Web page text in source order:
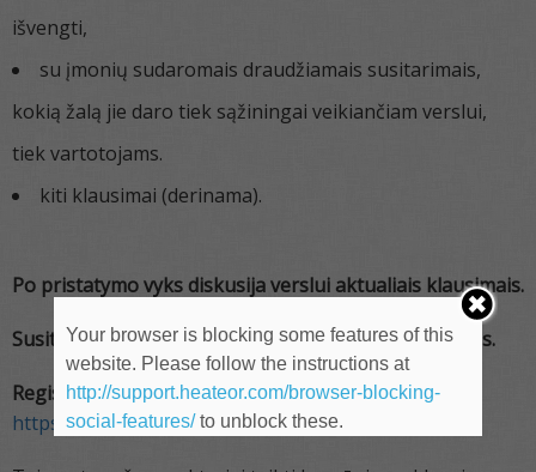
išvengti,
su įmonių sudaromais draudžiamais susitarimais,
kokią žalą jie daro tiek sąžiningai veikiančiam verslui,
tiek vartotojams.
kiti klausimai (derinama).
Po pristatymo vyks diskusija verslui aktualiais klausimais.
Susitikimas skirtas Rūmų nariams – įmonių vadovams.
Registracija iki 2026 m. vasario 23 d.:
https://forms.gle/ov346HqfyC3JwRoh6
Your browser is blocking some features of this
website. Please follow the instructions at
http://support.heateor.com/browser-blocking-
social-features/to unblock these.